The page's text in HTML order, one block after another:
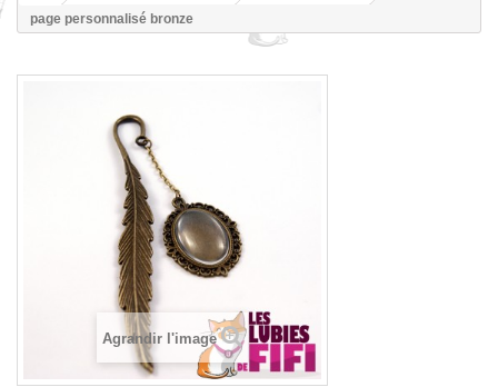
page personnalisé bronze
Agrandir l'image